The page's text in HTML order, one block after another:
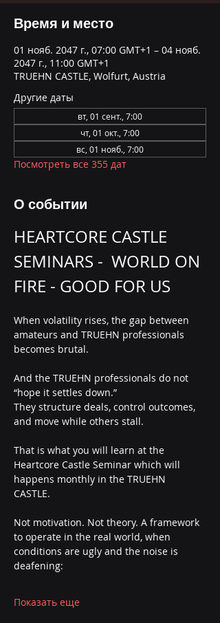
Время и место
01 нояб. 2047 г., 07:00 GMT+1 – 04 нояб.
2047 г., 11:00 GMT+1
TRUEHN CASTLE, Wolfurt, Austria
Другие даты
вт, 01 сент., 7:00
чт, 01 окт., 7:00
вс, 01 нояб., 7:00
Посмотреть все 355 дат
О событии
HEARTCORE CASTLE
SEMINARS -  WORLD ON
FIRE - GOOD FOR US
When volatility rises, the gap between
amateurs and TRUEHN professionals
becomes brutal.
And the TRUEHN professionals do not
“hope it settles down.”
They structure deals, control outcomes,
and move while others stall.
That is what you will learn at the
Heartcore Castle Seminar which will
happens monthly in the TRUEHN
CASTLE.
Not motivation. Not theory. A framework
to operate in the real world, when
conditions are ugly and the noise is
deafening:
Показать еще